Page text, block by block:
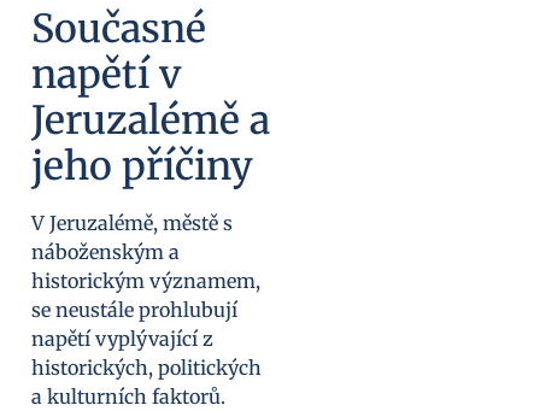
Současné
napětí v
Jeruzalémě a
jeho příčiny
V Jeruzalémě, městě s
náboženským a
historickým významem,
se neustále prohlubují
napětí vyplývající z
historických, politických
a kulturních faktorů.